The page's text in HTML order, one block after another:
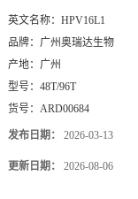
英文名称： HPV16L1
品牌： 广州奥瑞达生物
产地： 广州
型号： 48T/96T
货号： ARD00684
发布日期： 2026-03-13
更新日期： 2026-08-06